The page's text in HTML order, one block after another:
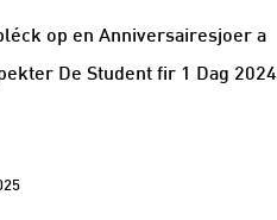
op en Anniversairesjoer a
De Student fir 1 Dag 2024